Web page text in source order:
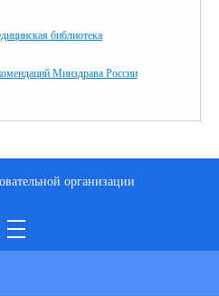
библиотека
Минздрава России
организации